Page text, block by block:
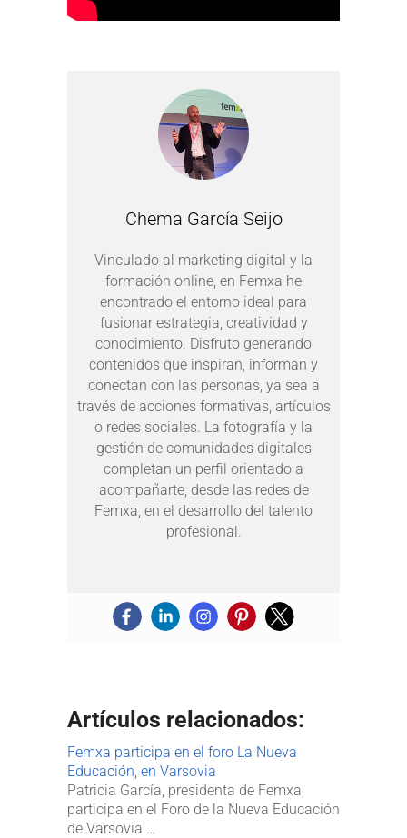
Chema García Seijo
Vinculado al marketing digital y la
formación online, en Femxa he
encontrado el entorno ideal para
fusionar estrategia, creatividad y
conocimiento. Disfruto generando
contenidos que inspiran, informan y
conectan con las personas, ya sea a
través de acciones formativas, artículos
o redes sociales. La fotografía y la
gestión de comunidades digitales
completan un perfil orientado a
acompañarte, desde las redes de
Femxa, en el desarrollo del talento
profesional.
Artículos relacionados:
Femxa participa en el foro La Nueva
Educación, en Varsovia
Patricia García, presidenta de Femxa,
participa en el Foro de la Nueva Educación
de Varsovia.…